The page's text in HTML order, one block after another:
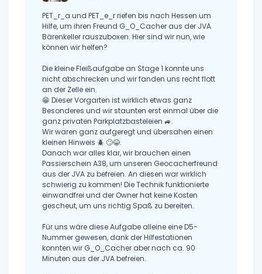
PET_r_a und PET_e_r riefen bis nach Hessen um
Hilfe, um ihren Freund G_O_Cacher aus der JVA
Bärenkeller rauszuboxen. Hier sind wir nun, wie
können wir helfen?
Die kleine Fleißaufgabe an Stage 1 konnte uns
nicht abschrecken und wir fanden uns recht flott
an der Zelle ein.
😁 Dieser Vorgarten ist wirklich etwas ganz
Besonderes und wir staunten erst einmal über die
ganz privaten Parkplatzbasteleien 🚙.
Wir waren ganz aufgeregt und übersahen einen
kleinen Hinweis 🪲 🙄😂.
Danach war alles klar, wir brauchen einen
Passierschein A38, um unseren Geocacherfreund
aus der JVA zu befreien. An diesen war wirklich
schwierig zu kommen! Die Technik funktionierte
einwandfrei und der Owner hat keine Kosten
gescheut, um uns richtig Spaß zu bereiten.
Für uns wäre diese Aufgabe alleine eine D5-
Nummer gewesen, dank der Hilfestationen
konnten wir G_O_Cacher aber nach ca. 90
Minuten aus der JVA befreien.